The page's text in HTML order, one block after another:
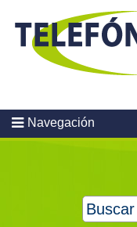
content
Navegación
Buscar: